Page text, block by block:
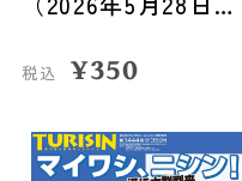
税込 ¥350